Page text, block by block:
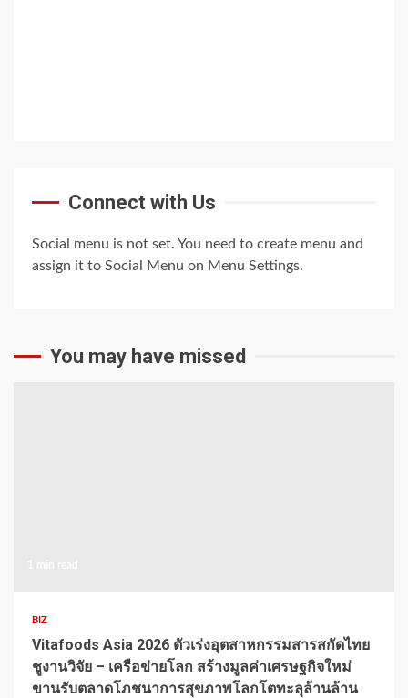
Connect with Us
Social menu is not set. You need to create menu and
assign it to Social Menu on Menu Settings.
You may have missed
BIZ
Vitafoods Asia 2026 ตัวเร่งอุตสาหกรรมสารสกัดไทย
ชูงานวิจัย – เครือข่ายโลก สร้างมูลค่าเศรษฐกิจใหม่
ขานรับตลาดโภชนาการสุขภาพโลกโตทะลุล้านล้าน